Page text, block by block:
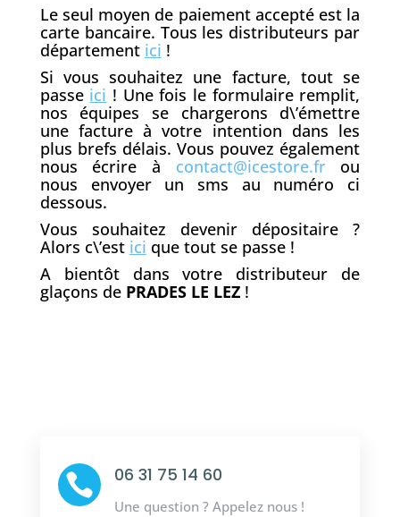
Le seul moyen de paiement accepté est la
carte bancaire. Tous les distributeurs par
département ici !
Si vous souhaitez une facture, tout se
passe ici ! Une fois le formulaire remplit,
nos équipes se chargerons d\’émettre
une facture à votre intention dans les
plus brefs délais. Vous pouvez également
nous écrire à contact@icestore.frou
nous envoyer un sms au numéro ci
dessous.
Vous souhaitez devenir dépositaire ?
Alors c\’est ici que tout se passe !
A bientôt dans votre distributeur de
glaçons de PRADES LE LEZ!
 06 31 75 14 60
Une question ? Appelez nous !